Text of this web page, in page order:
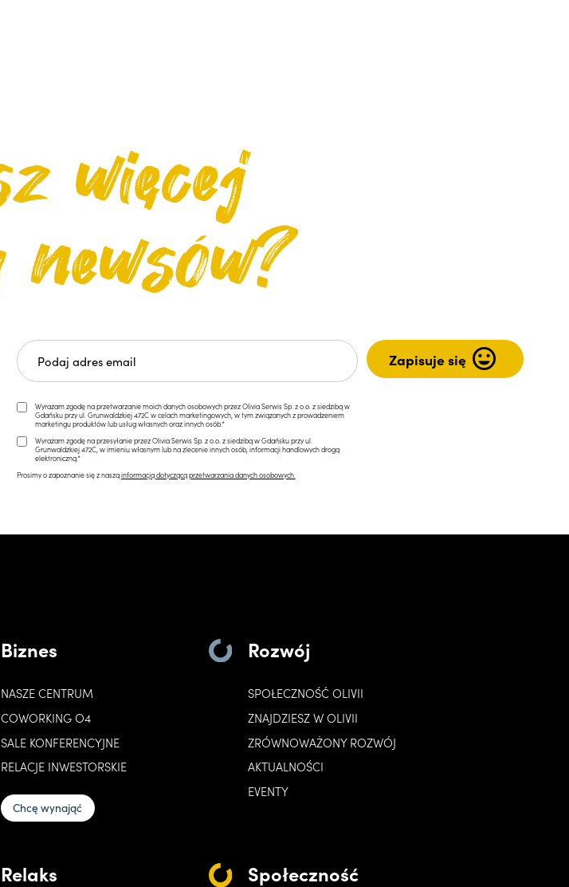
Wyrażam zgodę na przetwarzanie moich danych osobowych przez Olivia Serwis Sp. z o.o. z siedzibą w
Gdańsku przy ul. Grunwaldzkiej 472C w celach marketingowych, w tym związanych z prowadzeniem
marketingu produktów lub usług własnych oraz innych osób.*
Wyrażam zgodę na przesyłanie przez Olivia Serwis Sp. z o.o. z siedzibą w Gdańsku przy ul.
Grunwaldzkiej 472C, w imieniu własnym lub na zlecenie innych osób, informacji handlowych drogą
elektroniczną.*
Prosimy o zapoznanie się z nasząinformacją dotyczącą przetwarzania danych osobowych.
Biznes
NASZE CENTRUM
COWORKING O4
SALE KONFERENCYJNE
RELACJE INWESTORSKIE
Chcę wynająć
Rozwój
SPOŁECZNOŚĆ OLIVII
ZNAJDZIESZ W OLIVII
ZRÓWNOWAŻONY ROZWÓJ
AKTUALNOŚCI
EVENTY
Relaks Społeczność